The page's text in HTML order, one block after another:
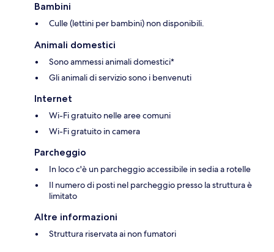
Bambini
Culle (lettini per bambini) non disponibili.
Animali domestici
Sono ammessi animali domestici*
Gli animali di servizio sono i benvenuti
Internet
Wi-Fi gratuito nelle aree comuni
Wi-Fi gratuito in camera
Parcheggio
In loco c'è un parcheggio accessibile in sedia a rotelle
Il numero di posti nel parcheggio presso la struttura è
limitato
Altre informazioni
Struttura riservata ai non fumatori